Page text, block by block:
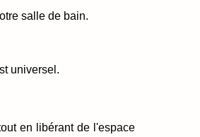
salle de bain.
universel.
en libérant de l'espace